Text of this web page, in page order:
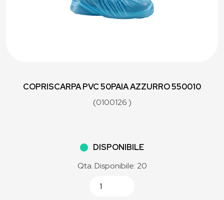
COPRISCARPA PVC 50PAIA AZZURRO 550010
(0100126 )
DISPONIBILE
Qta. Disponibile: 20